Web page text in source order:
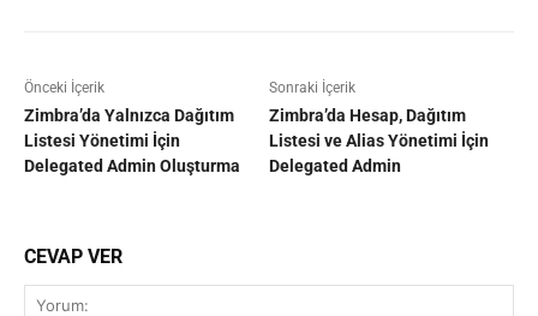
Önceki İçerik
Zimbra’da Yalnızca Dağıtım
Listesi Yönetimi İçin
Delegated Admin Oluşturma
Sonraki İçerik
Zimbra’da Hesap, Dağıtım
Listesi ve Alias Yönetimi İçin
Delegated Admin
CEVAP VER